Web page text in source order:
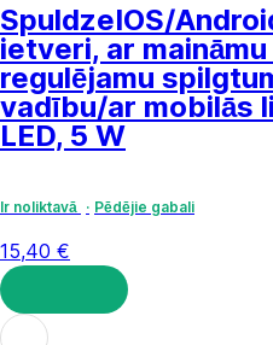
SpuldzeIOS/
ietveri, ar
regulējamu
vadību/ar mobilās
LED, 5 W
Ir noliktavā Pēdējie gabali
15,40 €
LIKT GROZĀ